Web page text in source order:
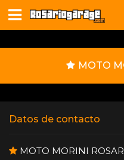
MOTO
Datos de contacto
MOTO MORINI